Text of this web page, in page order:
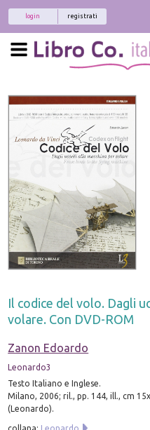
registrati
login
Il codice del volo. Dagli
volare. Con DVD-ROM
Zanon Edoardo
Leonardo3
Testo Italiano e Inglese.
Milano, 2006; ril., pp. 144, ill., cm
(Leonardo).
collana: Leonardo